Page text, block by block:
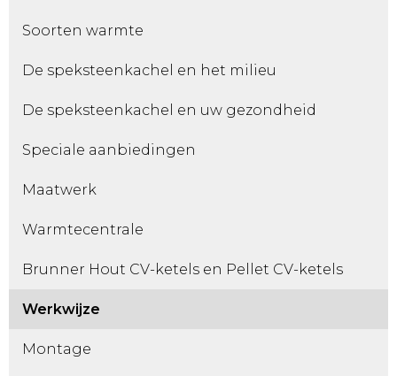
Soorten warmte
De speksteenkachel en het milieu
De speksteenkachel en uw gezondheid
Speciale aanbiedingen
Maatwerk
Warmtecentrale
Brunner Hout CV-ketels en Pellet CV-ketels
Werkwijze
Montage